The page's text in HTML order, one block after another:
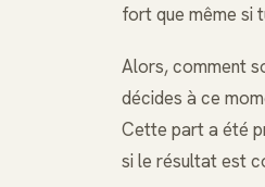
fort que même si
Alors, comment
décides à ce
Cette part a été
si le résultat est